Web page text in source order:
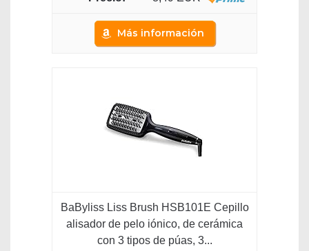
Más información
BaByliss Liss Brush HSB101E Cepillo
alisador de pelo iónico, de cerámica
con 3 tipos de púas, 3...